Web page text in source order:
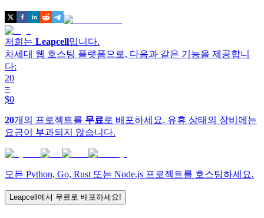
저희는 Leapcell입니다.
차세대 웹 호스팅 플랫폼으로, 다음과 같은 기능을 제공합니
다:
20
=
$0
20개의 프로젝트를 무료 로 배포하세요. 유휴 상태의 장비에는
요금이 부과되지 않습니다.
모든 Python, Go, Rust 또는 Node.js 프로젝트를 호스팅하세요.
Leapcell에서 무료로 배포하세요!